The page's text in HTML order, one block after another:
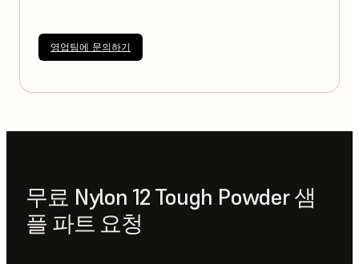
영업팀에 문의하기
무료 Nylon 12 Tough Powder 샘
플 파트 요청